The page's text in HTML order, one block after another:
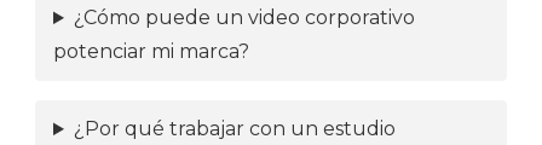
¿Cómo puede un video corporativo
potenciar mi marca?
¿Por qué trabajar con un estudio